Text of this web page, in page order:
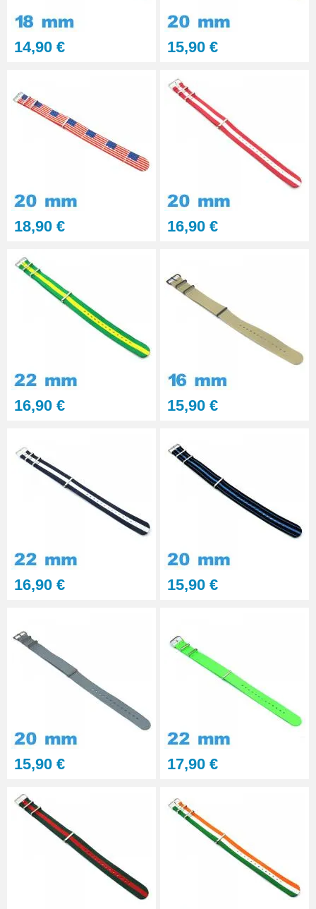
Kit Réparation Montre
Multifonction
23,90 €
14,90 € 15,90 €
18,90 € 16,90 €
16,90 € 15,90 €
16,90 € 15,90 €
15,90 € 17,90 €